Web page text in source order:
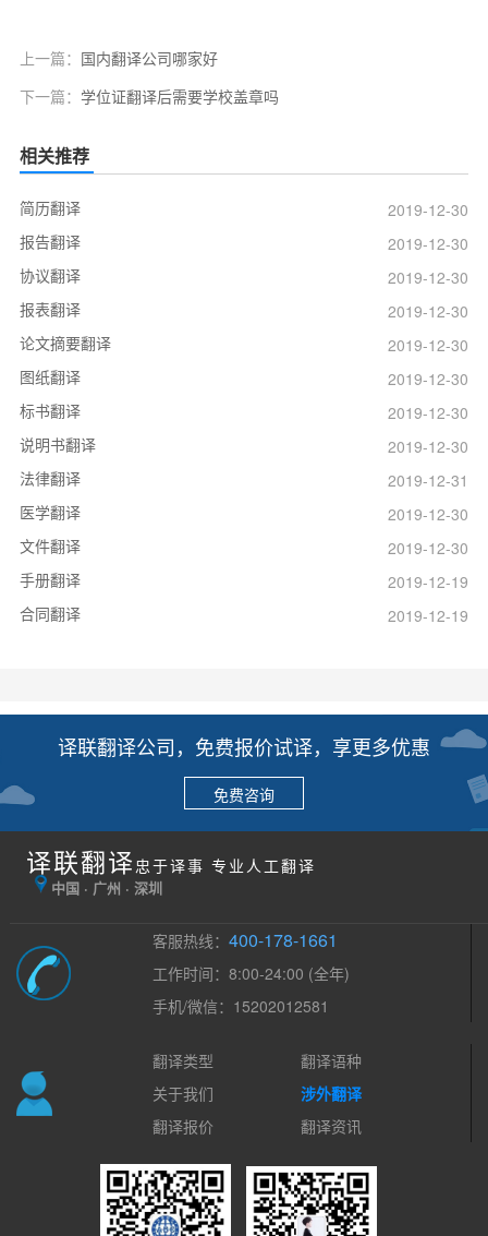
上一篇： 国内翻译公司哪家好
下一篇： 学位证翻译后需要学校盖章吗
相关推荐
简历翻译
2019-12-30
报告翻译
2019-12-30
协议翻译
2019-12-30
报表翻译
2019-12-30
论文摘要翻译
2019-12-30
图纸翻译
2019-12-30
标书翻译
2019-12-30
说明书翻译
2019-12-30
法律翻译
2019-12-31
医学翻译
2019-12-30
文件翻译
2019-12-30
手册翻译
2019-12-19
合同翻译
2019-12-19
译联翻译公司，免费报价试译，享更多优惠
免费咨询
译联翻译 忠于译事 专业人工翻译
中国 · 广州 · 深圳
客服热线：400-178-1661
工作时间：8:00-24:00 (全年)
手机/微信：15202012581
翻译类型
翻译语种
关于我们
涉外翻译
翻译报价
翻译资讯